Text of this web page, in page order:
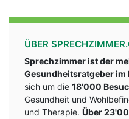
ÜBER
Sprechzimmer ist der
Gesundheitsratgeber im
sich um die 18'000
Gesundheit und
und Therapie. Über